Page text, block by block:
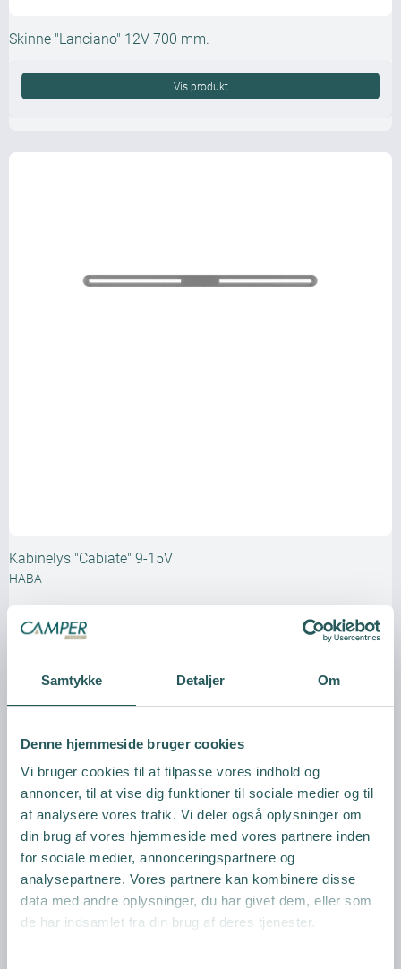
Samtykke Detaljer Om
Denne hjemmeside bruger cookies
Vi bruger cookies til at tilpasse vores indhold og
annoncer, til at vise dig funktioner til sociale medier og til
at analysere vores trafik. Vi deler også oplysninger om
din brug af vores hjemmeside med vores partnere inden
for sociale medier, annonceringspartnere og
analysepartnere. Vores partnere kan kombinere disse
data med andre oplysninger, du har givet dem, eller som
de har indsamlet fra din brug af deres tjenester.
Skinne "Lanciano" 12V 700 mm.
Vis produkt
Kabinelys "Cabiate" 9-15V
HABA